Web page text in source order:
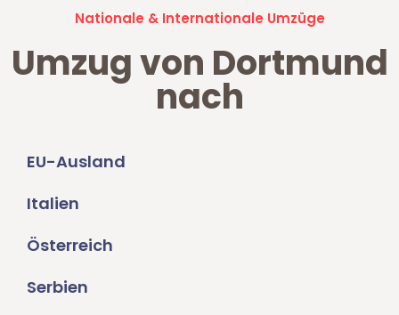
Nationale & Internationale Umzüge
Umzug von Dortmund
nach
EU-Ausland
Italien
Österreich
Serbien